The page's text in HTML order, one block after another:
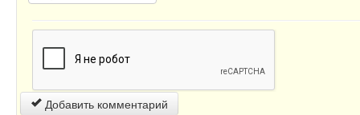
Добавить комментарий